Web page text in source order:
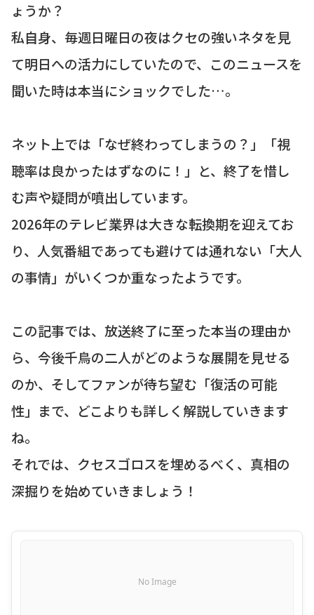
ょうか？
私自身、毎週日曜日の夜はクセの強いネタを見
て明日への活力にしていたので、このニュースを
聞いた時は本当にショックでした…。
ネット上では「なぜ終わってしまうの？」「視
聴率は良かったはずなのに！」と、終了を惜し
む声や疑問が噴出しています。
2026年のテレビ業界は大きな転換期を迎えてお
り、人気番組であっても避けては通れない「大人
の事情」がいくつか重なったようです。
この記事では、放送終了に至った本当の理由か
ら、今後千鳥の二人がどのような展開を見せる
のか、そしてファンが待ち望む「復活の可能
性」まで、どこよりも詳しく解説していきます
ね。
それでは、クセスゴロスを埋めるべく、真相の
深掘りを始めていきましょう！
No Image